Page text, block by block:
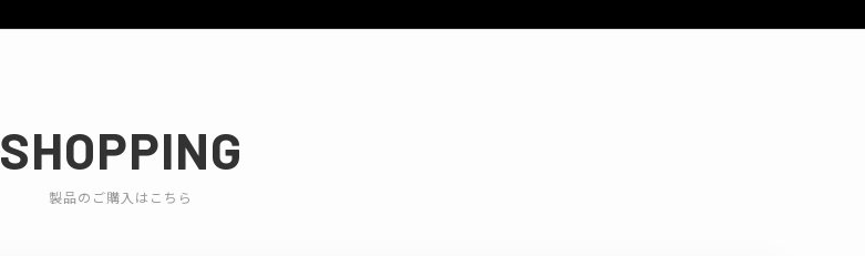
SHOPPING
製品のご購入はこちら